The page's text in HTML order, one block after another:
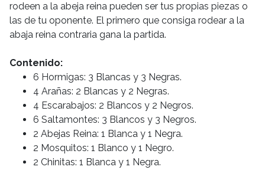
rodeen a la abeja reina pueden ser tus propias piezas o
las de tu oponente. El primero que consiga rodear a la
abaja reina contraria gana la partida.
Contenido:
6 Hormigas: 3 Blancas y 3 Negras.
4 Arañas: 2 Blancas y 2 Negras.
4 Escarabajos: 2 Blancos y 2 Negros.
6 Saltamontes: 3 Blancos y 3 Negros.
2 Abejas Reina: 1 Blanca y 1 Negra.
2 Mosquitos: 1 Blanco y 1 Negro.
2 Chinitas: 1 Blanca y 1 Negra.